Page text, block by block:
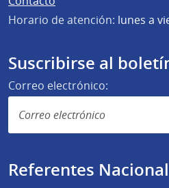
Horario de atención: lunes a
Suscribirse al
Correo electrónico:
Referentes